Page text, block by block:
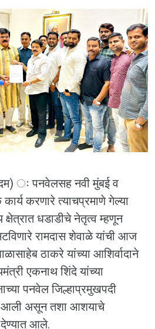
ः पनवेलसह नवी मुंबई व
करणारे त्याचप्रमाणे गेल्या
धडाडीचे नेतृत्व म्हणून
रामदास शेवाळे यांची आज
ठाकरे यांच्या आशिर्वादाने
एकनाथ शिंदे यांच्या
पनवेल जिल्हाप्रमुखपदी
आली असून तशा आशयाचे
आले.